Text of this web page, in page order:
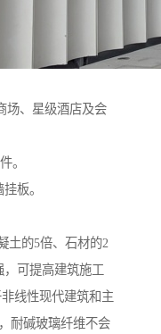
场、星级酒店及会
。
板。
土的5倍、石材的2
可提高建筑施工
线性现代建筑和主
耐碱玻璃纤维不会